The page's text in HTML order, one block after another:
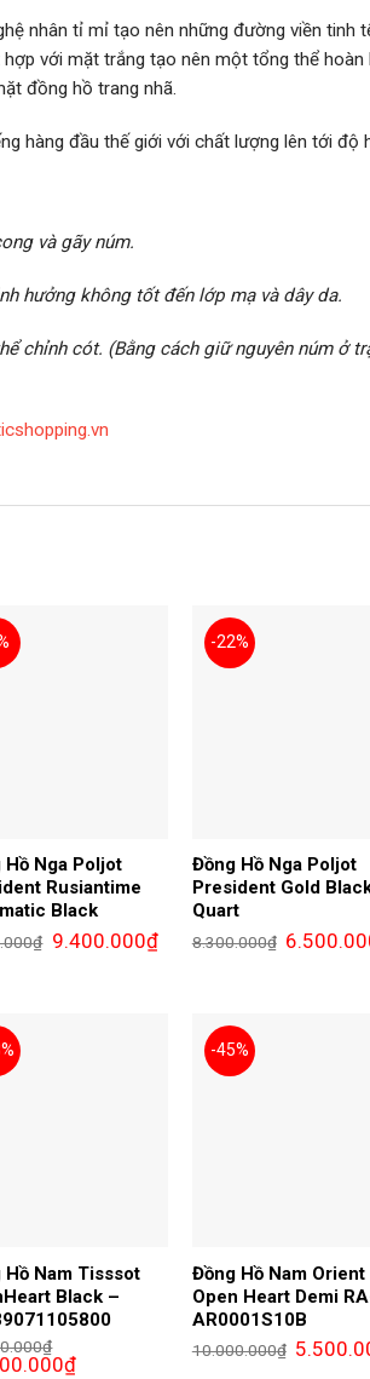
nhân tỉ mỉ tạo nên những đường viền tinh
với mặt trắng tạo nên một tổng thể
đồng hồ trang nhã.
hàng đầu thế giới với chất lượng lên tới độ
và gãy núm.
hưởng không tốt đến lớp mạ và dây da.
chỉnh cót. (Bằng cách giữ nguyên núm ở
Hồ Nga Poljot
Rusiantime
Black
₫ Giá
gốc
9.400.000₫Giá
hiện
-22%
Đồng Hồ Nga Poljot
President Gold
Quart
8.300.000₫ Giá
gốc
Hồ Nam Tisssot
Black –
₫
₫Giá
-45%
Đồng Hồ Nam Orient
Open Heart Demi
AR0001S10B
10.000.000₫ Giá
gốc